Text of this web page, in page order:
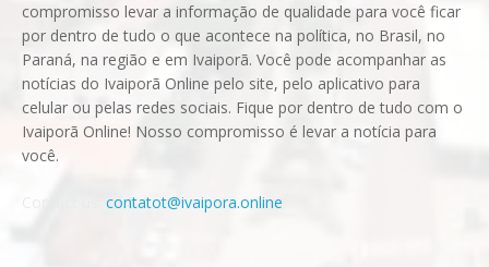
compromisso levar a informação de qualidade para você ficar
por dentro de tudo o que acontece na política, no Brasil, no
Paraná, na região e em Ivaiporã. Você pode acompanhar as
notícias do Ivaiporã Online pelo site, pelo aplicativo para
celular ou pelas redes sociais. Fique por dentro de tudo com o
Ivaiporã Online! Nosso compromisso é levar a notícia para
você.
contatot@ivaipora.online